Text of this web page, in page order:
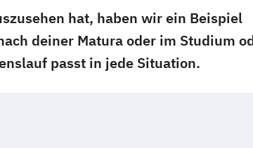
hat, haben wir ein Beispiel
deiner Matura oder im Studium
passt in jede Situation.